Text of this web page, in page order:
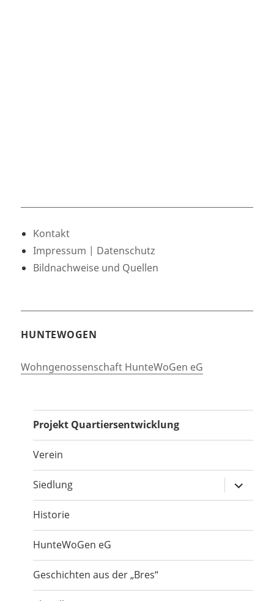
Kontakt
Impressum | Datenschutz
Bildnachweise und Quellen
HUNTEWOGEN
Wohngenossenschaft HunteWoGen eG
Projekt Quartiersentwicklung
Verein
Siedlung
öffnen
Historie
HunteWoGen eG
Geschichten aus der „Bres“